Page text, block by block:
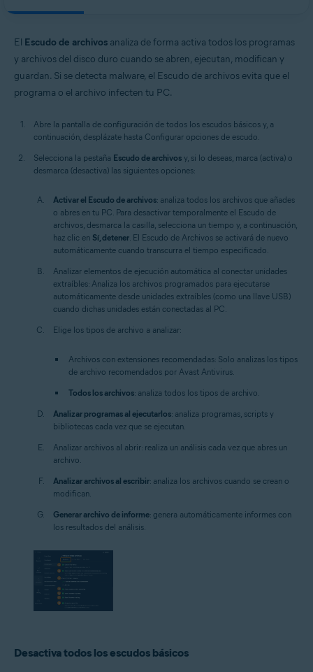
El Escudo de archivos analiza de forma activa todos los programas
y archivos del disco duro cuando se abren, ejecutan, modifican y
guardan. Si se detecta malware, el Escudo de archivos evita que el
programa o el archivo infecten tu PC.
Abre la pantalla de configuración de todos los escudos básicos y, a
continuación, desplázate hasta Configurar opciones de escudo.
Selecciona la pestaña Escudo de archivos y, si lo deseas, marca (activa) o
desmarca (desactiva) las siguientes opciones:
Activar el Escudo de archivos: analiza todos los archivos que añades
o abres en tu PC. Para desactivar temporalmente el Escudo de
archivos, desmarca la casilla, selecciona un tiempo y, a continuación,
haz clic en Sí, detener. El Escudo de Archivos se activará de nuevo
automáticamente cuando transcurra el tiempo especificado.
Analizar elementos de ejecución automática al conectar unidades
extraíbles: Analiza los archivos programados para ejecutarse
automáticamente desde unidades extraíbles (como una llave USB)
cuando dichas unidades están conectadas al PC.
Elige los tipos de archivo a analizar:
Archivos con extensiones recomendadas: Solo analizas los tipos
de archivo recomendados por Avast Antivirus.
Todos los archivos: analiza todos los tipos de archivo.
Analizar programas al ejecutarlos: analiza programas, scripts y
bibliotecas cada vez que se ejecutan.
Analizar archivos al abrir: realiza un análisis cada vez que abres un
archivo.
Analizar archivos al escribir: analiza los archivos cuando se crean o
modifican.
Generar archivo de informe: genera automáticamente informes con
los resultados del análisis.
Desactiva todos los escudos básicos